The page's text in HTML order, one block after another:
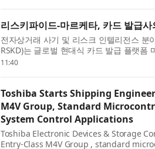
리스키파이드-마르케타, 카드 발급
전자상거래 사기 및 리스크 인텔리전스 분
RSKD)는 글로벌 현대식 카드 발급 플랫
고 발표했다. 이번 협력을 통해 마르케타
11:40
Toshiba Starts Shipping
M4V Group, Standard
System Control Applications
Toshiba Electronic Devices & Storage
Entry-Class M4V Group , standard